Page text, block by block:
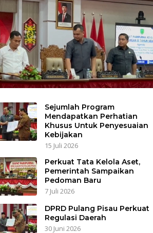
Sejumlah Program
Mendapatkan Perhatian
Khusus Untuk Penyesuaian
Kebijakan
15 Juli 2026
Perkuat Tata Kelola Aset,
Pemerintah Sampaikan
Pedoman Baru
7 Juli 2026
DPRD Pulang Pisau Perkuat
Regulasi Daerah
30 Juni 2026